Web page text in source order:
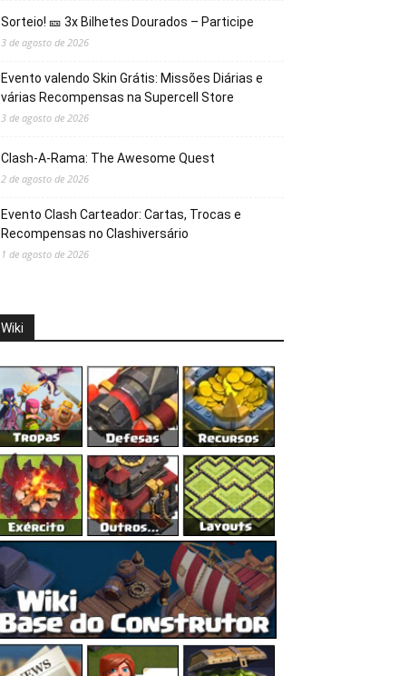
Sorteio! 🎫 3x Bilhetes Dourados – Participe
3 de agosto de 2026
Evento valendo Skin Grátis: Missões Diárias e
várias Recompensas na Supercell Store
3 de agosto de 2026
Clash-A-Rama: The Awesome Quest
2 de agosto de 2026
Evento Clash Carteador: Cartas, Trocas e
Recompensas no Clashiversário
1 de agosto de 2026
Wiki